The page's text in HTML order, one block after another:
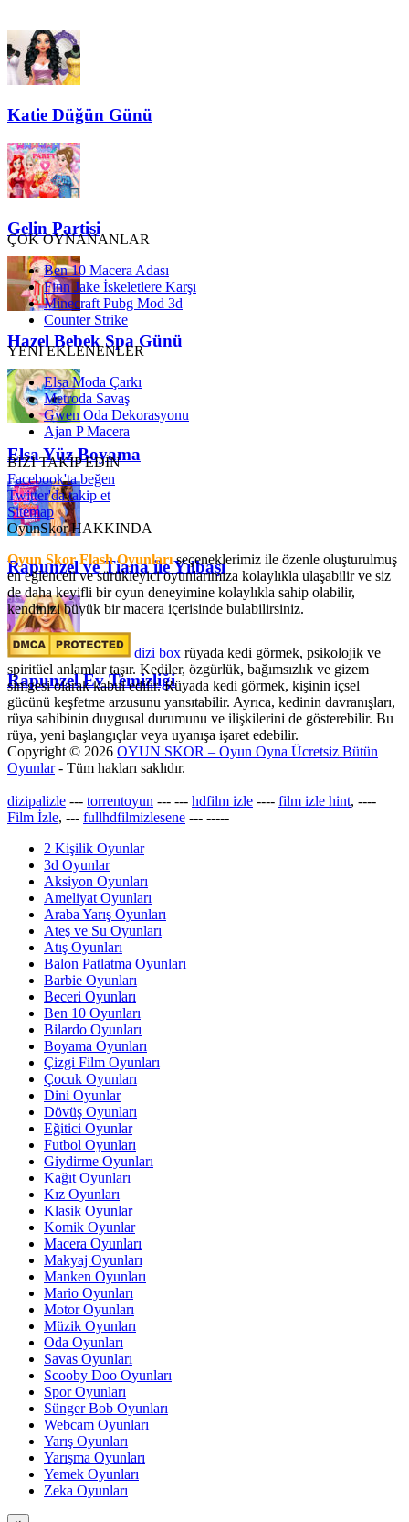
Katie Düğün Günü
Gelin Partisi
Hazel Bebek Spa Günü
Elsa Yüz Boyama
Rapunzel ve Tiana ile Yılbaşı
Rapunzel Ev Temizliği
ÇOK OYNANANLAR
Ben 10 Macera Adası
Finn Jake İskeletlere Karşı
Minecraft Pubg Mod 3d
Counter Strike
YENİ EKLENENLER
Elsa Moda Çarkı
Metroda Savaş
Gwen Oda Dekorasyonu
Ajan P Macera
BİZİ TAKİP EDİN
Facebook'ta beğen
Twitter'da takip et
Sitemap
OyunSkor HAKKINDA
Oyun Skor Flash Oyunlarıseçeneklerimiz ile özenle oluşturulmuş
en eğlenceli ve sürükleyici oyunlarımıza kolaylıkla ulaşabilir ve siz
de daha keyifli bir oyun deneyimine kolaylıkla sahip olabilir,
kendinizi büyük bir macera içerisinde bulabilirsiniz.
dizi box rüyada kedi görmek​, psikolojik ve
spiritüel anlamlar taşır. Kediler, özgürlük, bağımsızlık ve gizem
simgesi olarak kabul edilir. Rüyada kedi görmek, kişinin içsel
gücünü keşfetme arzusunu yansıtabilir. Ayrıca, kedinin davranışları,
rüya sahibinin duygusal durumunu ve ilişkilerini de gösterebilir. Bu
rüya, yeni başlangıçlar veya uyanışa işaret edebilir.
Copyright © 2026 OYUN SKOR – Oyun Oyna Ücretsiz Bütün
Oyunlar- Tüm hakları saklıdır.
dizipalizle --- torrentoyun --- --- hdfilm izle ---- film izle hint, ----
Film İzle, --- fullhdfilmizlesene --- -----
2 Kişilik Oyunlar
3d Oyunlar
Aksiyon Oyunları
Ameliyat Oyunları
Araba Yarış Oyunları
Ateş ve Su Oyunları
Atış Oyunları
Balon Patlatma Oyunları
Barbie Oyunları
Beceri Oyunları
Ben 10 Oyunları
Bilardo Oyunları
Boyama Oyunları
Çizgi Film Oyunları
Çocuk Oyunları
Dini Oyunlar
Dövüş Oyunları
Eğitici Oyunlar
Futbol Oyunları
Giydirme Oyunları
Kağıt Oyunları
Kız Oyunları
Klasik Oyunlar
Komik Oyunlar
Macera Oyunları
Makyaj Oyunları
Manken Oyunları
Mario Oyunları
Motor Oyunları
Müzik Oyunları
Oda Oyunları
Savas Oyunları
Scooby Doo Oyunları
Spor Oyunları
Sünger Bob Oyunları
Webcam Oyunları
Yarış Oyunları
Yarışma Oyunları
Yemek Oyunları
Zeka Oyunları